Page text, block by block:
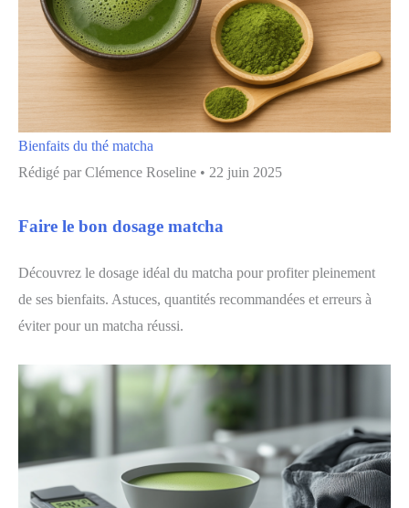
Bienfaits du thé matcha
Rédigé par Clémence Roseline • 22 juin 2025
Faire le bon dosage matcha
Découvrez le dosage idéal du matcha pour profiter pleinement
de ses bienfaits. Astuces, quantités recommandées et erreurs à
éviter pour un matcha réussi.